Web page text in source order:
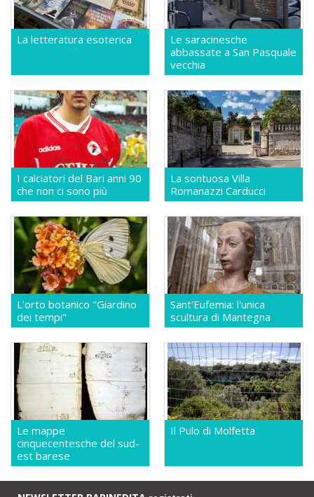
La letteratura esoterica
Le saracinesche
abbassate a San Pasquale
vecchia
I calciatori del Bari anni 90
che non ci sono più
La sontuosa Villa
Romanazzi Carducci
L'orto botanico "Giardino
dei tempi"
Sant'Eufemia: l'unica
scultura di Mantegna
Le mappe
cinquecentesche del sud-
est barese
Il Pulo di Molfetta